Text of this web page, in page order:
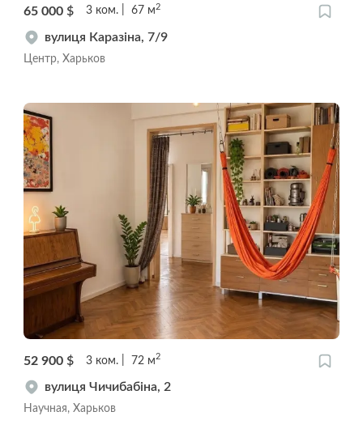
65 000 $ 3 ком. 67 м 2
вулиця Каразіна, 7/9
Центр, Харьков
52 900 $ 3 ком. 72 м2
вулиця Чичибабіна, 2
Научная, Харьков